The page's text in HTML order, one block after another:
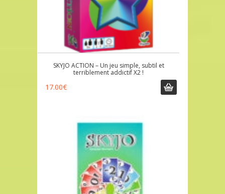
SKYJO ACTION – Un jeu simple, subtil et
terriblement addictif X2 !
17.00€